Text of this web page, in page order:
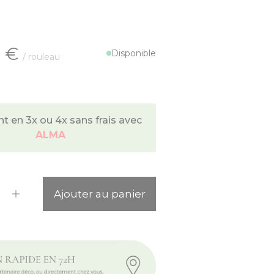
€ / rouleau Disponible
en 3x ou 4x sans frais avec
ALMA
Ajouter au panier